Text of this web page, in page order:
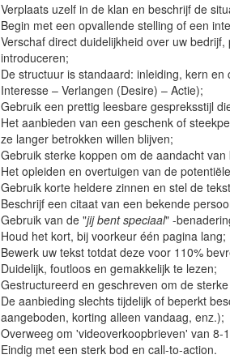
Verplaats uzelf in de klan en beschrijf de
Begin met een opvallende stelling of een
Verschaf direct duidelijkheid over uw
introduceren;
De structuur is standaard: inleiding, kern
Interesse – Verlangen (Desire) – Actie);
Gebruik een prettig leesbare gespreksstijl
Het aanbieden van een geschenk of
ze langer betrokken willen blijven;
Gebruik sterke koppen om de aandacht
Het opleiden en overtuigen van de
Gebruik korte heldere zinnen en stel de
Beschrijf een citaat van een bekende
Gebruik van de "jij bent speciaal" -
Houd het kort, bij voorkeur één pagina lang;
Bewerk uw tekst totdat deze voor 110%
Duidelijk, foutloos en gemakkelijk te lezen;
Gestructureerd en geschreven om de
De aanbieding slechts tijdelijk of beperkt
aangeboden, korting alleen vandaag, enz.);
Overweeg om 'videoverkoopbrieven' van
Eindig met een sterk bod en call-to-action.